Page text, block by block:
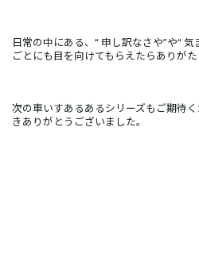
日常の中にある、“ 申し訳なさや”や“
ごとにも目を向けてもらえたらありがた
次の車いすあるあるシリーズもご期待
きありがとうございました。